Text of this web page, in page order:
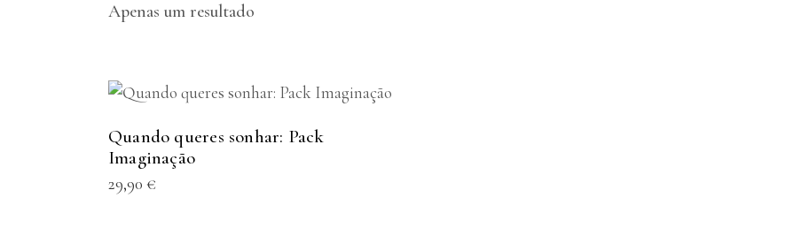
Apenas um resultado
ADICIONAR
Quando queres sonhar: Pack
Imaginação
29,90 €